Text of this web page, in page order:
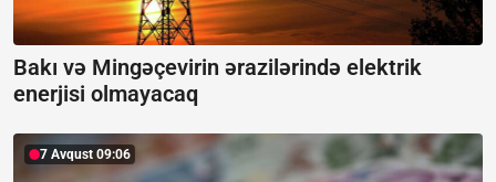
Bakı və Mingəçevirin ərazilərində elektrik
enerjisi olmayacaq
7 Avqust 09:06